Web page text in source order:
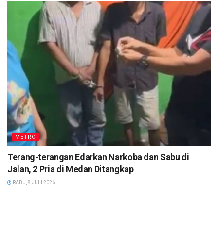
METRO
Terang-terangan Edarkan Narkoba dan Sabu di
Jalan, 2 Pria di Medan Ditangkap
RABU, 8 JULI 2026